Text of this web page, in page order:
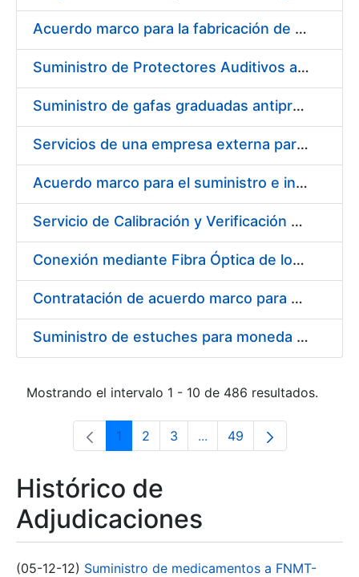
Acuerdo marco para la fabricación de piezas
Suministro de Protectores Auditivos a medida para las personas trabajadoras de los Centros de Trabajo de Madrid y Burgos
Suministro de gafas graduadas antiproyecciones para los trabajadores de la FNMT-RCM en los centros de trabajo de Madrid y Burgos
Servicios de una empresa externa para el asesoramiento y resolución de los recursos de alzada que se presentan relacionados con procesos de selección para la FNMT-RCM
Acuerdo marco para el suministro e instalación de persianas, estores y otros complementos
Servicio de Calibración y Verificación Externa de los Equipos de Medición del Servicio de Prevención de la FNMT-RCM
Conexión mediante Fibra Óptica de los Centros de Proceso de Datos (CPDs) de las sedes de la FNMT-RCM de Burgos y Madrid
Contratación de acuerdo marco para el Suministro de Material de Electricidad para la Fábrica Nacional de Moneda y Timbre-Real Casa de la Moneda en su centro de trabajo de Burgos
Suministro de estuches para moneda de 30 €
Mostrando el intervalo 1 - 10 de 486 resultados.
Página
1 Página
2 Página
3 ...Páginas intermedias Use
Página
49
Histórico de
Adjudicaciones
(05-12-12) Suministro de medicamentos a FNMT-